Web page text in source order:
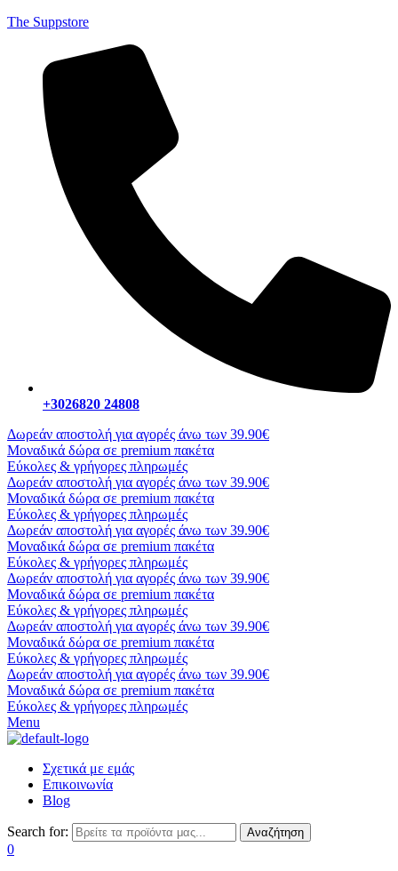
The Suppstore
+3026820 24808
Δωρεάν αποστολή για αγορές άνω των 39.90€
Μοναδικά δώρα σε premium πακέτα
Εύκολες & γρήγορες πληρωμές
Δωρεάν αποστολή για αγορές άνω των 39.90€
Μοναδικά δώρα σε premium πακέτα
Εύκολες & γρήγορες πληρωμές
Δωρεάν αποστολή για αγορές άνω των 39.90€
Μοναδικά δώρα σε premium πακέτα
Εύκολες & γρήγορες πληρωμές
Δωρεάν αποστολή για αγορές άνω των 39.90€
Μοναδικά δώρα σε premium πακέτα
Εύκολες & γρήγορες πληρωμές
Δωρεάν αποστολή για αγορές άνω των 39.90€
Μοναδικά δώρα σε premium πακέτα
Εύκολες & γρήγορες πληρωμές
Δωρεάν αποστολή για αγορές άνω των 39.90€
Μοναδικά δώρα σε premium πακέτα
Εύκολες & γρήγορες πληρωμές
Menu
Σχετικά με εμάς
Επικοινωνία
Blog
Search for: Αναζήτηση
0